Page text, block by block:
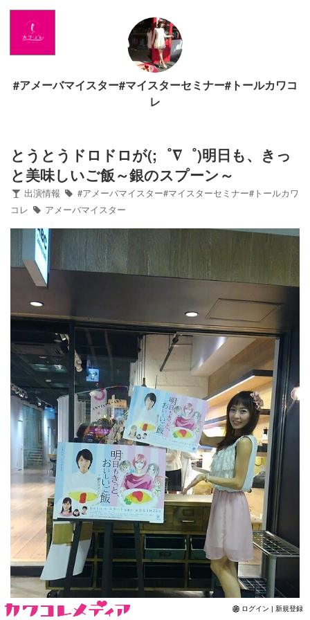
Home
News
Twitter
Profile
写真館
カワコレ
Contact
#アメーバマイスター#マイスターセミナー#トールカワコ
レ
とうとうドロドロが(;゜∇゜)明日も、きっ
と美味しいご飯～銀のスプーン～
出演情報
#アメーバマイスター#マイスターセミナー#トールカワ
コレ
アメーバマイスター
ログイン | 新規登録